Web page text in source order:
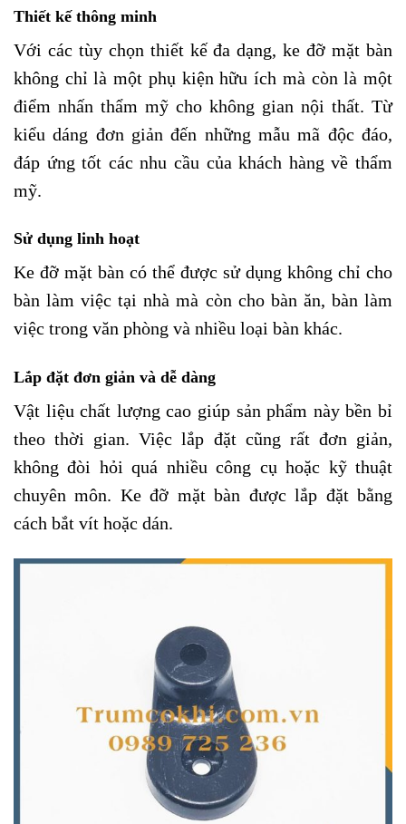
Thiết kế thông minh
Với các tùy chọn thiết kế đa dạng, ke đỡ mặt bàn
không chỉ là một phụ kiện hữu ích mà còn là một
điểm nhấn thẩm mỹ cho không gian nội thất. Từ
kiểu dáng đơn giản đến những mẫu mã độc đáo,
đáp ứng tốt các nhu cầu của khách hàng về thẩm
mỹ.
Sử dụng linh hoạt
Ke đỡ mặt bàn có thể được sử dụng không chỉ cho
bàn làm việc tại nhà mà còn cho bàn ăn, bàn làm
việc trong văn phòng và nhiều loại bàn khác.
Lắp đặt đơn giản và dễ dàng
Vật liệu chất lượng cao giúp sản phẩm này bền bỉ
theo thời gian. Việc lắp đặt cũng rất đơn giản,
không đòi hỏi quá nhiều công cụ hoặc kỹ thuật
chuyên môn. Ke đỡ mặt bàn được lắp đặt bằng
cách bắt vít hoặc dán.